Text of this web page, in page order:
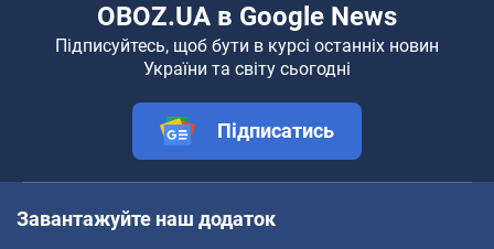
OBOZ.UA в Google News
Підписуйтесь, щоб бути в курсі останніх новин
України та світу сьогодні
Підписатись
Завантажуйте наш додаток